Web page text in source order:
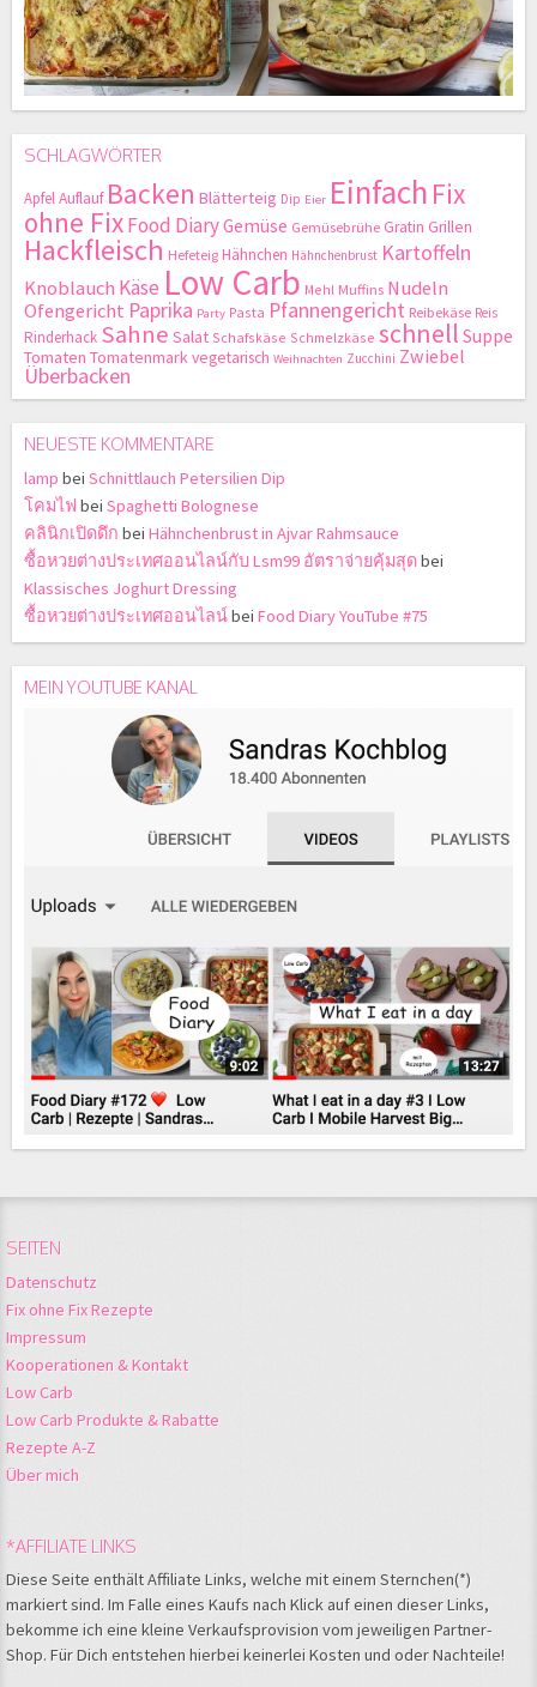
SCHLAGWÖRTER
ApfelAuflauf Backen Blätterteig Dip Eier Einfach Fix
ohne FixFood DiaryGemüse Gemüsebrühe Gratin Grillen
Hackfleisch Hefeteig Hähnchen Hähnchenbrust Kartoffeln
Knoblauch Käse Low Carb Mehl Muffins Nudeln
Ofengericht Paprika Party Pasta Pfannengericht Reibekäse Reis
Rinderhack Sahne Salat Schafskäse Schmelzkäse schnell Suppe
Tomaten Tomatenmarkvegetarisch Weihnachten Zucchini Zwiebel
Überbacken
NEUESTE KOMMENTARE
lamp bei Schnittlauch Petersilien Dip
โคมไฟ bei Spaghetti Bolognese
คลินิกเปิดดึก bei Hähnchenbrust in Ajvar Rahmsauce
ซื้อหวยต่างประเทศออนไลน์กับ Lsm99 อัตราจ่ายคุ้มสุดbei
Klassisches Joghurt Dressing
ซื้อหวยต่างประเทศออนไลน์bei Food Diary YouTube #75
MEIN YOUTUBE KANAL
SEITEN
Datenschutz
Fix ohne Fix Rezepte
Impressum
Kooperationen & Kontakt
Low Carb
Low Carb Produkte & Rabatte
Rezepte A-Z
Über mich
*AFFILIATE LINKS
Diese Seite enthält Affiliate Links, welche mit einem Sternchen(*)
markiert sind. Im Falle eines Kaufs nach Klick auf einen dieser Links,
bekomme ich eine kleine Verkaufsprovision vom jeweiligen Partner-
Shop. Für Dich entstehen hierbei keinerlei Kosten und oder Nachteile!